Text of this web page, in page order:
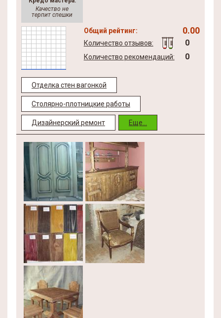
Качество не
терпит спешки
Общий рейтинг: 0.00
Количество отзывов: 0
Количество рекомендаций: 0
Отделка стен вагонкой
Столярно-плотницкие работы
Дизайнерский ремонт Еще...